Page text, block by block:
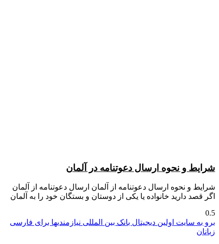
شرایط و نحوه ارسال دعوتنامه در آلمان
شرایط و نحوه ارسال دعوتنامه از آلمان ارسال دعوتنامه از آلمان
اگر قصد دارید خانواده یا یکی از دوستان و بستگان خود را به آلمان
برو به سایت اولین دیجیتال بانک بین المللی نیازمندیها برای فارسی
زبانان